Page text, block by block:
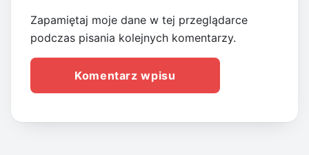
Zapamiętaj moje dane w tej przeglądarce
podczas pisania kolejnych komentarzy.